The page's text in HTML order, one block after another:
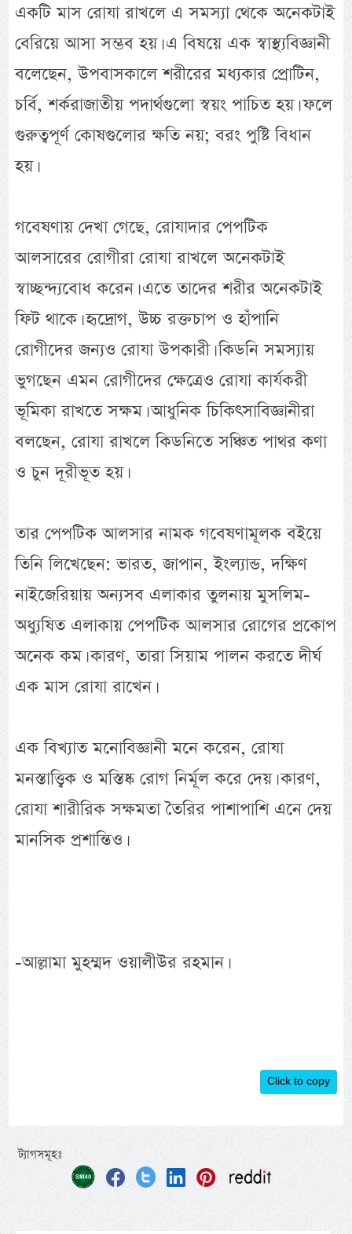
একটি মাস রোযা রাখলে এ সমস্যা থেকে অনেকটাই
বেরিয়ে আসা সম্ভব হয়। এ বিষয়ে এক স্বাস্থ্যবিজ্ঞানী
বলেছেন, উপবাসকালে শরীরের মধ্যকার প্রোটিন,
চর্বি, শর্করাজাতীয় পদার্থগুলো স্বয়ং পাচিত হয়। ফলে
গুরুত্বপূর্ণ কোষগুলোর ক্ষতি নয়; বরং পুষ্টি বিধান
হয়।
গবেষণায় দেখা গেছে, রোযাদার পেপটিক
আলসারের রোগীরা রোযা রাখলে অনেকটাই
স্বাচ্ছন্দ্যবোধ করেন। এতে তাদের শরীর অনেকটাই
ফিট থাকে। হৃদ্রোগ, উচ্চ রক্তচাপ ও হাঁপানি
রোগীদের জন্যও রোযা উপকারী। কিডনি সমস্যায়
ভুগছেন এমন রোগীদের ক্ষেত্রেও রোযা কার্যকরী
ভূমিকা রাখতে সক্ষম। আধুনিক চিকিৎসাবিজ্ঞানীরা
বলছেন, রোযা রাখলে কিডনিতে সঞ্চিত পাথর কণা
ও চুন দূরীভূত হয়।
তার পেপটিক আলসার নামক গবেষণামূলক বইয়ে
তিনি লিখেছেন: ভারত, জাপান, ইংল্যান্ড, দক্ষিণ
নাইজেরিয়ায় অন্যসব এলাকার তুলনায় মুসলিম-
অধ্যুষিত এলাকায় পেপটিক আলসার রোগের প্রকোপ
অনেক কম। কারণ, তারা সিয়াম পালন করতে দীর্ঘ
এক মাস রোযা রাখেন।
এক বিখ্যাত মনোবিজ্ঞানী মনে করেন, রোযা
মনস্তাত্ত্বিক ও মস্তিষ্ক রোগ নির্মূল করে দেয়। কারণ,
রোযা শারীরিক সক্ষমতা তৈরির পাশাপাশি এনে দেয়
মানসিক প্রশান্তিও।
-আল্লামা মুহম্মদ ওয়ালীউর রহমান।
Click to copy
ট্যাগসমূহঃ